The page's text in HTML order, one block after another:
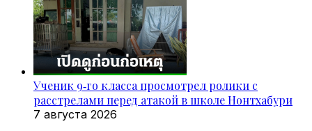
Ученик 9‑го класса просмотрел ролики с
расстрелами перед атакой в школе Нонтхабури
7 августа 2026